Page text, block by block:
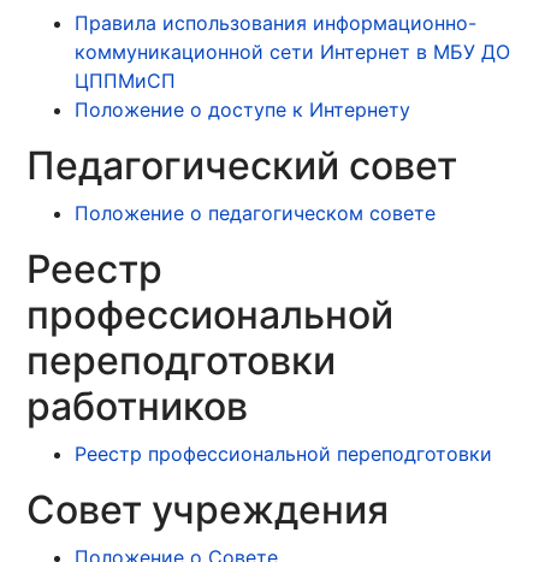
Правила использования информационно-
коммуникационной сети Интернет в МБУ ДО
ЦППМиСП
Положение о доступе к Интернету
Педагогический совет
Положение о педагогическом совете
Реестр
профессиональной
переподготовки
работников
Реестр профессиональной переподготовки
Совет учреждения
Положение о Совете